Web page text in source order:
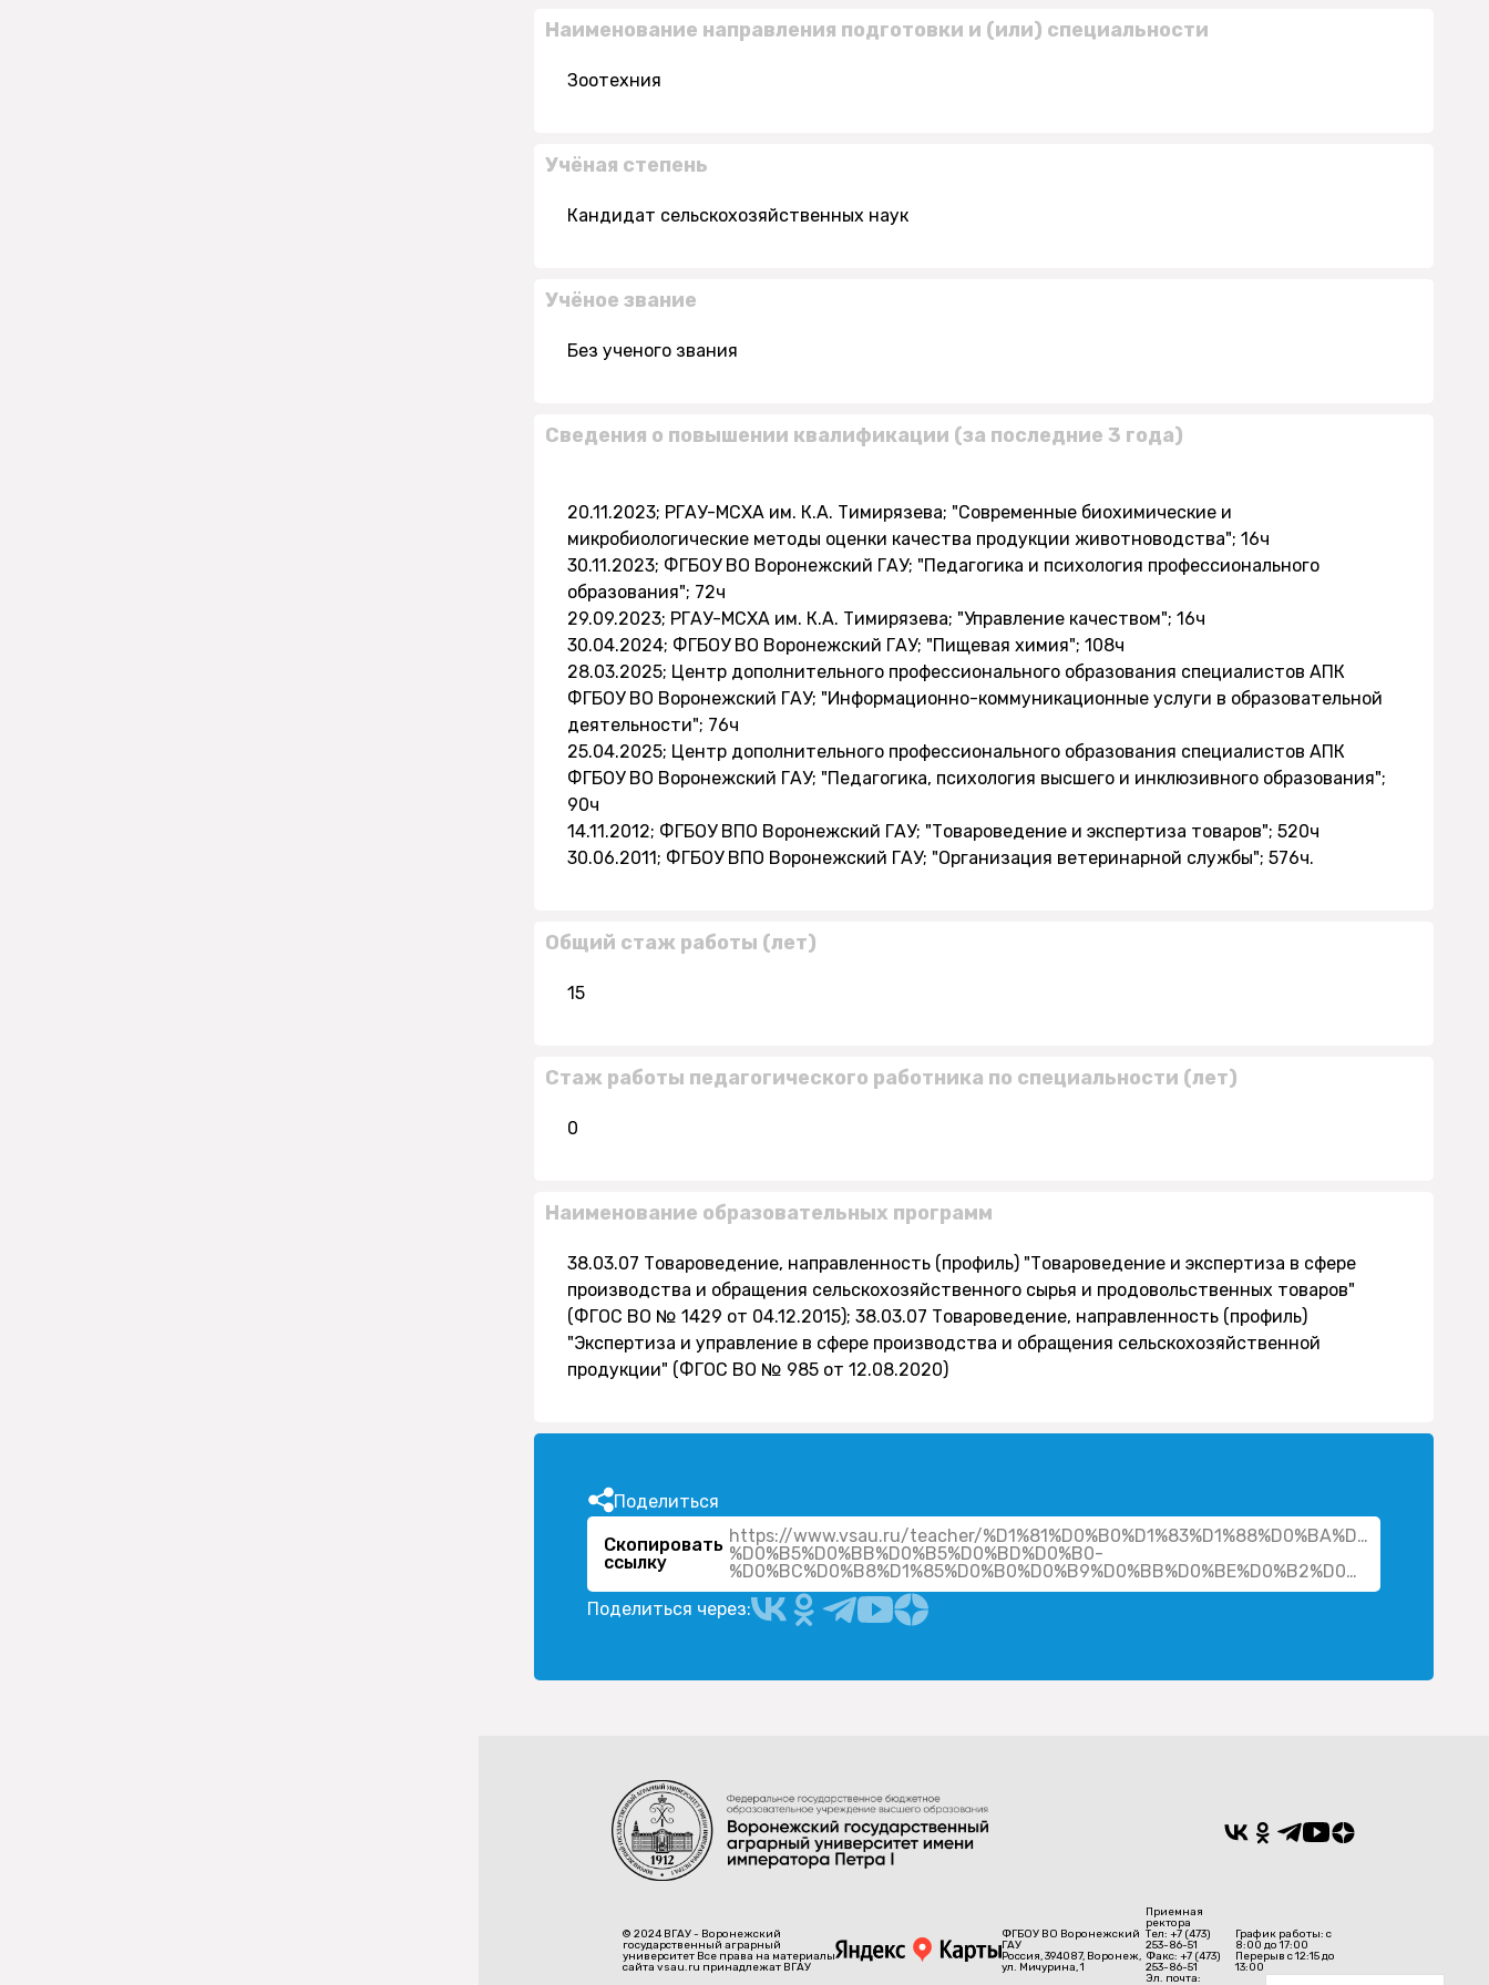
Наименование направления подготовки и (или) специальности
Зоотехния
Учёная степень
Кандидат сельскохозяйственных наук
Учёное звание
Без ученого звания
Сведения о повышении квалификации (за последние 3 года)
20.11.2023; РГАУ-МСХА им. К.А. Тимирязева; "Современные биохимические и
микробиологические методы оценки качества продукции животноводства"; 16ч
30.11.2023; ФГБОУ ВО Воронежский ГАУ; "Педагогика и психология профессионального
образования"; 72ч
29.09.2023; РГАУ-МСХА им. К.А. Тимирязева; "Управление качеством"; 16ч
30.04.2024; ФГБОУ ВО Воронежский ГАУ; "Пищевая химия"; 108ч
28.03.2025; Центр дополнительного профессионального образования специалистов АПК
ФГБОУ ВО Воронежский ГАУ; "Информационно-коммуникационные услуги в образовательной
деятельности"; 76ч
25.04.2025; Центр дополнительного профессионального образования специалистов АПК
ФГБОУ ВО Воронежский ГАУ; "Педагогика, психология высшего и инклюзивного образования";
90ч
14.11.2012; ФГБОУ ВПО Воронежский ГАУ; "Товароведение и экспертиза товаров"; 520ч
30.06.2011; ФГБОУ ВПО Воронежский ГАУ; "Организация ветеринарной службы"; 576ч.
Общий стаж работы (лет)
15
Стаж работы педагогического работника по специальности (лет)
0
Наименование образовательных программ
38.03.07 Товароведение, направленность (профиль) "Товароведение и экспертиза в сфере
производства и обращения сельскохозяйственного сырья и продовольственных товаров"
(ФГОС ВО № 1429 от 04.12.2015); 38.03.07 Товароведение, направленность (профиль)
"Экспертиза и управление в сфере производства и обращения сельскохозяйственной
продукции" (ФГОС ВО № 985 от 12.08.2020)
Поделиться
Скопировать
ссылку
https://www.vsau.ru/teacher/
%D0%B5%D0%BB%D0%B5%D0%BD%D0%B0-
%D0%BC%D0%B8%D1%85%D0%B0%D0%B9%D0%BB%D0%BE%D0%B2%D0%BD%D0%B0/
Поделиться через:
© 2024 ВГАУ - Воронежский
государственный аграрный
университет Все права на материалы
сайта vsau.ru принадлежат ВГАУ
ФГБОУ ВО Воронежский
ГАУ
Россия, 394087, Воронеж,
ул. Мичурина, 1
Приемная
ректора
Тел: +7 (473)
253-86-51
Факс: +7 (473)
253-86-51
Эл. почта:
График работы: с
8:00 до 17:00
Перерыв с 12:15 до
13:00